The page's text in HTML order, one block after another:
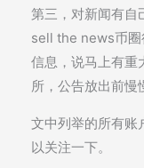
第三，对新闻有自
sell the news币圈
信息，说马上有重
所，公告放出前慢
文中列举的所有账
以关注一下。